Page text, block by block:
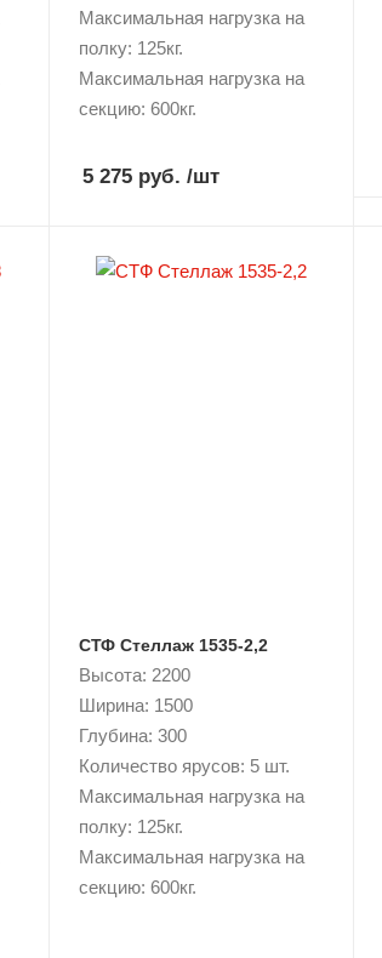
Максимальная нагрузка на
полку: 125кг.
Максимальная нагрузка на
секцию: 600кг.
5 275 руб. /шт
СТФ Стеллаж 1535-2,2
Высота: 2200
Ширина: 1500
Глубина: 300
Количество ярусов: 5 шт.
Максимальная нагрузка на
полку: 125кг.
Максимальная нагрузка на
секцию: 600кг.